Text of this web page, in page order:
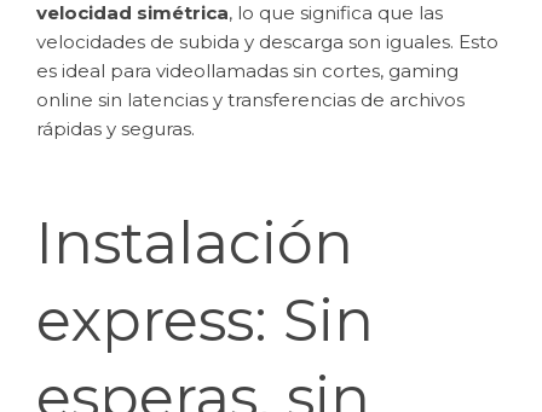
velocidad simétrica, lo que significa que las
velocidades de subida y descarga son iguales. Esto
es ideal para videollamadas sin cortes, gaming
online sin latencias y transferencias de archivos
rápidas y seguras.
Instalación
express: Sin
esperas, sin